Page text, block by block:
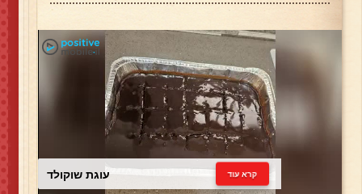
עוגת שוקולד קרא עוד